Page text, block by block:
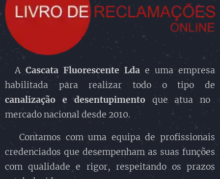
A Cascata Fluorescente Lda e uma empresa
habilitada para realizar todo o tipo de
canalização
e desentupimento que atua no
mercado nacional desde 2010.
Contamos com uma equipa de profissionais
credenciados que desempenham as suas funções
com qualidade e rigor, respeitando os prazos